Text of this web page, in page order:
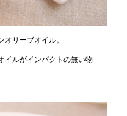
リーブオイル。
イルがインパクトの無い物